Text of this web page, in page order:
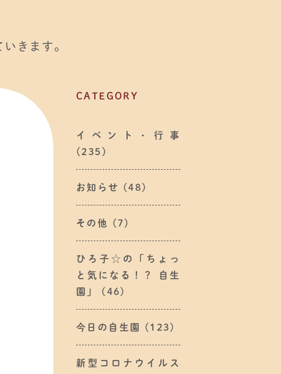
きます。
CATEGORY
イベント・行事
(235)
お知らせ (48)
その他 (7)
ひろ子☆の「ちょっ
と気になる！？ 自生
園」
(46)
今日の自生園 (123)
新型コロナウイルス